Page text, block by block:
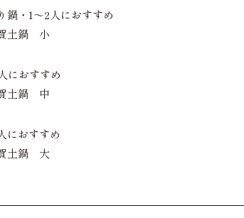
鍋・1～2人におすすめ
土鍋 小
におすすめ
土鍋 中
におすすめ
土鍋 大